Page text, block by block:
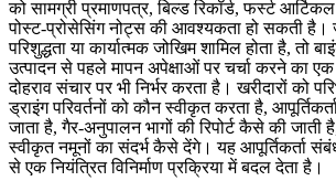
को सामग्री प्रमाणपत्र, बिल्ड रिकॉर्ड, फर्स्ट
पोस्ट-प्रोसेसिंग नोट्स की आवश्यकता हो सकती है।
परिशुद्धता या कार्यात्मक जोखिम शामिल होता है, तो
उत्पादन से पहले मापन अपेक्षाओं पर चर्चा करने का एक
दोहराव संचार पर भी निर्भर करता है। खरीदारों को
ड्राइंग परिवर्तनों को कौन स्वीकृत करता है,
जाता है, गैर-अनुपालन भागों की रिपोर्ट कैसे की
स्वीकृत नमूनों का संदर्भ कैसे देंगे। यह आपूर्तिकर्ता
से एक नियंत्रित विनिर्माण प्रक्रिया में बदल देता है।